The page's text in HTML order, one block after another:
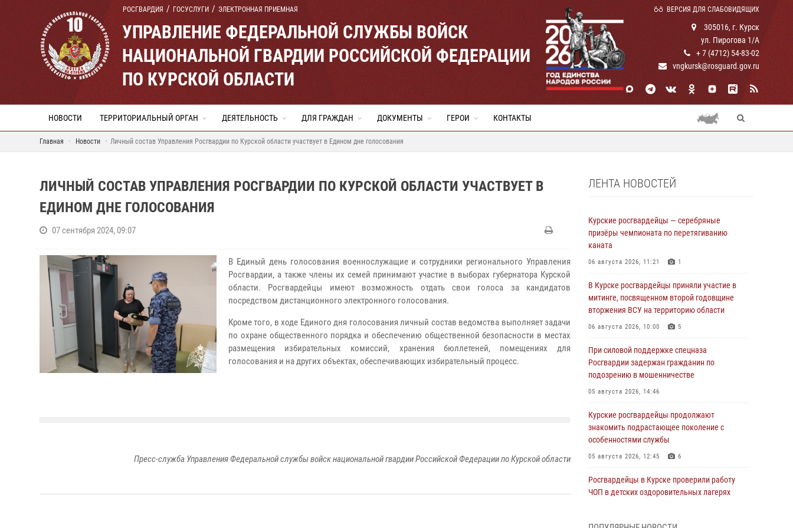
РОСГВАРДИЯ ГОСУСЛУГИ ЭЛЕКТРОННАЯ ПРИЕМНАЯ ВЕРСИЯ ДЛЯ СЛАБОВИДЯЩИХ
УПРАВЛЕНИЕ ФЕДЕРАЛЬНОЙ СЛУЖБЫ ВОЙСК
НАЦИОНАЛЬНОЙ ГВАРДИИ РОССИЙСКОЙ ФЕДЕРАЦИИ
ПО КУРСКОЙ ОБЛАСТИ
305016, г. Курск
ул. Пирогова 1/А
+ 7 (4712) 54-83-02
vngkursk@rosguard.gov.ru
НОВОСТИ ТЕРРИТОРИАЛЬНЫЙ ОРГАН ДЕЯТЕЛЬНОСТЬ ДЛЯ ГРАЖДАН ДОКУМЕНТЫ ГЕРОИ КОНТАКТЫ
Главная Новости Личный состав Управления Росгвардии по Курской области участвует в Едином дне голосования
ЛИЧНЫЙ СОСТАВ УПРАВЛЕНИЯ РОСГВАРДИИ ПО КУРСКОЙ ОБЛАСТИ УЧАСТВУЕТ В
ЕДИНОМ ДНЕ ГОЛОСОВАНИЯ
07 сентября 2024, 09:07
В Единый день голосования военнослужащие и сотрудники регионального Управления
Росгвардии, а также члены их семей принимают участие в выборах губернатора Курской
области. Росгвардейцы имеют возможность отдать свои голоса за кандидатов
посредством дистанционного электронного голосования.
Кроме того, в ходе Единого дня голосования личный состав ведомства выполняет задачи
по охране общественного порядка и обеспечению общественной безопасности в местах
размещения избирательных комиссий, хранения бюллетеней, помещениях для
голосования и на других объектах, обеспечивающих избирательный процесс.
Пресс-служба Управления Федеральной службы войск национальной гвардии Российской Федерации по Курской области
ЛЕНТА НОВОСТЕЙ
Курские росгвардейцы — серебряные
призёры чемпионата по перетягиванию
каната
06 августа 2026, 11:21 1
В Курске росгвардейцы приняли участие в
митинге, посвященном второй годовщине
вторжения ВСУ на территорию области
06 августа 2026, 10:00 5
При силовой поддержке спецназа
Росгвардии задержан гражданин по
подозрению в мошенничестве
05 августа 2026, 14:46
Курские росгвардейцы продолжают
знакомить подрастающее поколение с
особенностями службы
05 августа 2026, 12:45 6
Росгвардейцы в Курске проверили работу
ЧОП в детских оздоровительных лагерях